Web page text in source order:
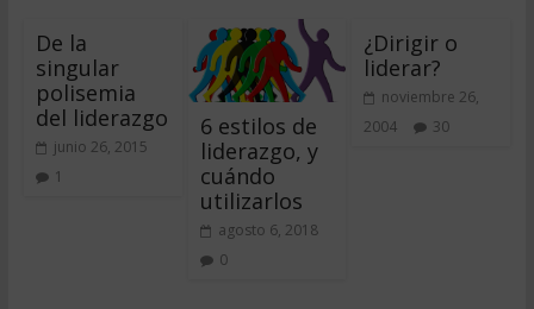
De la
singular
polisemia
del liderazgo
junio 26, 2015
1
6 estilos de
liderazgo, y
cuándo
utilizarlos
agosto 6, 2018
0
¿Dirigir o
liderar?
noviembre 26,
2004
30